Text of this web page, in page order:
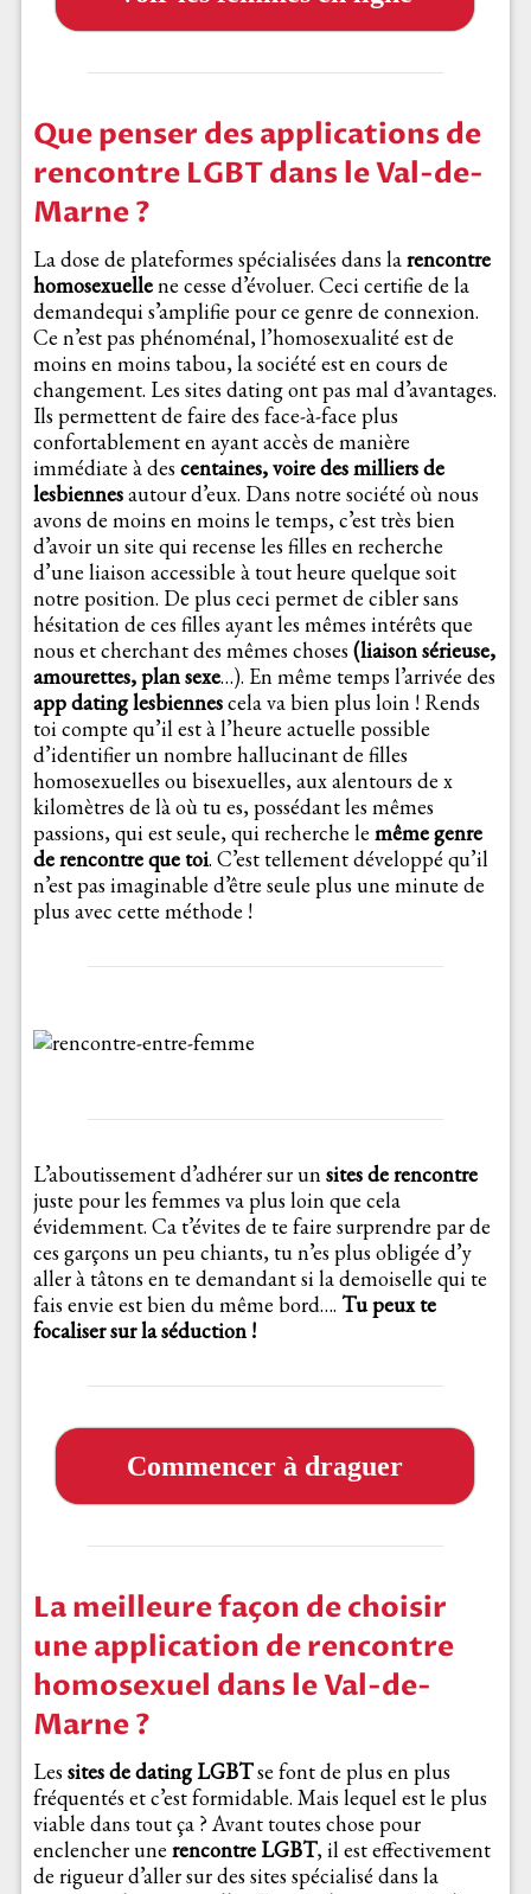
Que penser des applications de
rencontre LGBT dans le Val-de-
Marne ?
La dose de plateformes spécialisées dans larencontre
homosexuellene cesse d’évoluer. Ceci certifie de la
demandequi s’amplifie pour ce genre de connexion.
Ce n’est pas phénoménal, l’homosexualité est de
moins en moins tabou, la société est en cours de
changement. Les sites dating ont pas mal d’avantages.
Ils permettent de faire des face-à-face plus
confortablement en ayant accès de manière
immédiate à des centaines, voire des milliers de
lesbiennesautour d’eux. Dans notre société où nous
avons de moins en moins le temps, c’est très bien
d’avoir un site qui recense les filles en recherche
d’une liaison accessible à tout heure quelque soit
notre position. De plus ceci permet de cibler sans
hésitation de ces filles ayant les mêmes intérêts que
nous et cherchant des mêmes choses (liaisonsérieuse,
amourettes, plan sexe…). En même temps l’arrivée des
app dating lesbiennescela va bien plus loin ! Rends
toi compte qu’il est à l’heure actuelle possible
d’identifier un nombre hallucinant de filles
homosexuelles ou bisexuelles, aux alentours de x
kilomètres de là où tu es, possédant les mêmes
passions, qui est seule, qui recherche le même genre
de rencontre que toi. C’est tellement développé qu’il
n’est pas imaginable d’être seule plus une minute de
plus avec cette méthode !
L’aboutissement d’adhérer sur unsites de rencontre
juste pour les femmes va plus loin que cela
évidemment. Ca t’évites de te faire surprendre par de
ces garçons un peu chiants, tu n’es plus obligée d’y
aller à tâtons en te demandant si la demoiselle qui te
fais envie est bien du même bord…. Tu peux te
focaliser sur la séduction !
Commencer à draguer
La meilleure façon de choisir
une application de rencontre
homosexuel dans le Val-de-
Marne ?
Les sites de dating LGBTse font de plus en plus
fréquentés et c’est formidable. Mais lequel est le plus
viable dans tout ça ? Avant toutes chose pour
enclencher une rencontre LGBT, il est effectivement
de rigueur d’aller sur des sites spécialisé dans la